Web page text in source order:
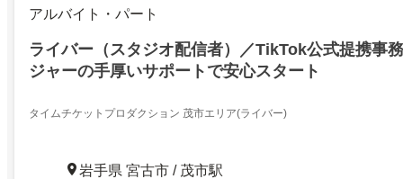
アルバイト・パート
ライバー（スタジオ配信者）／TikTok公式提携事
ジャーの手厚いサポートで安心スタート
タイムチケットプロダクション 茂市エリア(ライバー)
岩手県 宮古市 / 茂市駅